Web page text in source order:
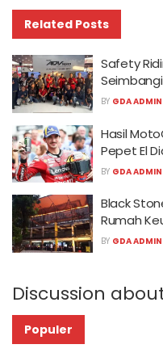
Related Posts
Safety
BY GDA ADMIN
Hasil
Pepet El
BY GDA ADMIN
Black
Rumah
BY GDA ADMIN
Discussion
Populer